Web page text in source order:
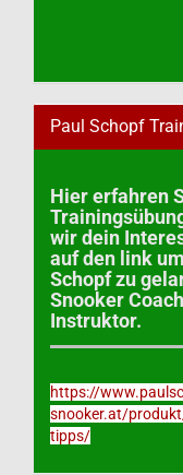
Paul Schopf
Hier erfahren
wir dein
auf den link
Schopf zu
Snooker
Instruktor.
https://
snooker.at/
tipps/